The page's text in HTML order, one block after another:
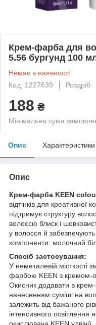
Крем-фарба для
5.56 бургунд 100
Немає в наявності
Код: 1227639
Роздріб
188 ₴
Мінімальна сума
Опис Характеристики
Опис
Крем-фарба KEEN
відтінків для креативної
підтримує структуру
волоссю блиск і
у волосся й
компоненти: молочний
Спосіб застосування:
У неметалевій місткості
фарбою KEEN з кремом-
Окисник додавати в
нанесенням суміші на
залежить від бажаного
інтенсивного освітлення
окислювача KEEN